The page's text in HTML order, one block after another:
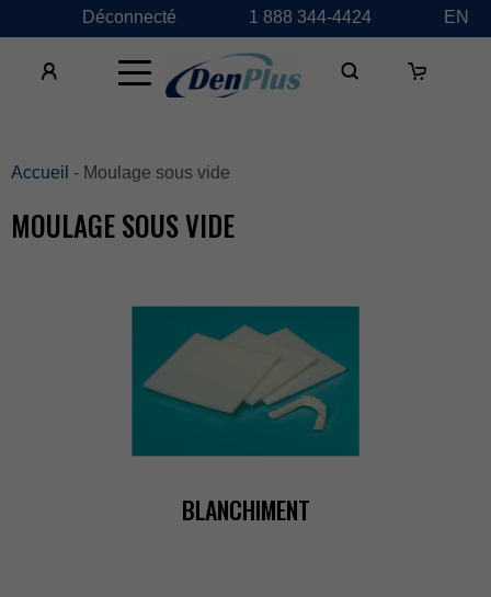
Déconnecté 1888344-4424 EN
×
Accueil -Moulagesousvide
MOULAGESOUSVIDE
BLANCHIMENT